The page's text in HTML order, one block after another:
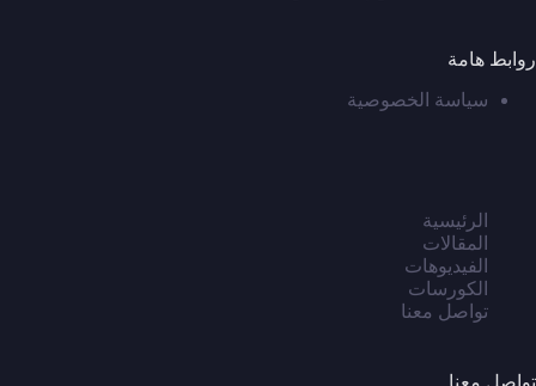
روابط هامة
سياسة الخصوصية
الرئيسية
المقالات
الفيديوهات
الكورسات
تواصل معنا
تواصل معنا